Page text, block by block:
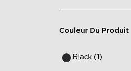
Couleur Du Produit
Black (1)